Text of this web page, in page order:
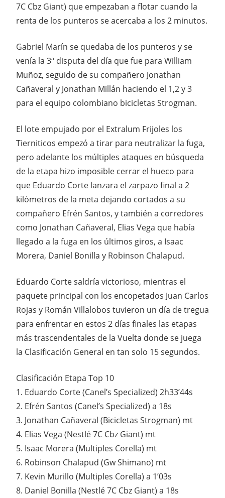
7C Cbz Giant) que empezaban a flotar cuando la
renta de los punteros se acercaba a los 2 minutos.
Gabriel Marín se quedaba de los punteros y se
venía la 3ª disputa del día que fue para William
Muñoz, seguido de su compañero Jonathan
Cañaveral y Jonathan Millán haciendo el 1,2 y 3
para el equipo colombiano bicicletas Strogman.
El lote empujado por el Extralum Frijoles los
Tierniticos empezó a tirar para neutralizar la fuga,
pero adelante los múltiples ataques en búsqueda
de la etapa hizo imposible cerrar el hueco para
que Eduardo Corte lanzara el zarpazo final a 2
kilómetros de la meta dejando cortados a su
compañero Efrén Santos, y también a corredores
como Jonathan Cañaveral, Elias Vega que había
llegado a la fuga en los últimos giros, a Isaac
Morera, Daniel Bonilla y Robinson Chalapud.
Eduardo Corte saldría victorioso, mientras el
paquete principal con los encopetados Juan Carlos
Rojas y Román Villalobos tuvieron un día de tregua
para enfrentar en estos 2 días finales las etapas
más trascendentales de la Vuelta donde se juega
la Clasificación General en tan solo 15 segundos.
Clasificación Etapa Top 10
1. Eduardo Corte (Canel’s Specialized) 2h33’44s
2. Efrén Santos (Canel’s Specialized) a 18s
3. Jonathan Cañaveral (Bicicletas Strogman) mt
4. Elias Vega (Nestlé 7C Cbz Giant) mt
5. Isaac Morera (Multiples Corella) mt
6. Robinson Chalapud (Gw Shimano) mt
7. Kevin Murillo (Multiples Corella) a 1’03s
8. Daniel Bonilla (Nestlé 7C Cbz Giant) a 18s